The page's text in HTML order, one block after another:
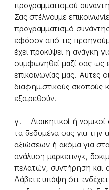
προγραμματισμού
Σας στέλνουμε
προγραμματισμό
εφόσον από τις
έχει προκύψει η ανάγκη
συμφωνηθεί μαζί σας ως
επικοινωνίας μας. Αυτές
διαφημιστικούς σκοπούς
εξαιρεθούν.
γ. Διοικητικοί ή
τα δεδομένα σας για την
αξιώσεων ή ακόμα για
ανάλυση μάρκετινγκ,
πελατών, συντήρηση και
Λάβετε υπόψη ότι